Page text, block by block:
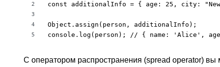
2
3
4
5
const additionalInfo = { age: 25, city:
Object.assign(person, additionalInfo);
console.log(person); // { name: 'Alice',
С оператором распространения (spread operator) вы